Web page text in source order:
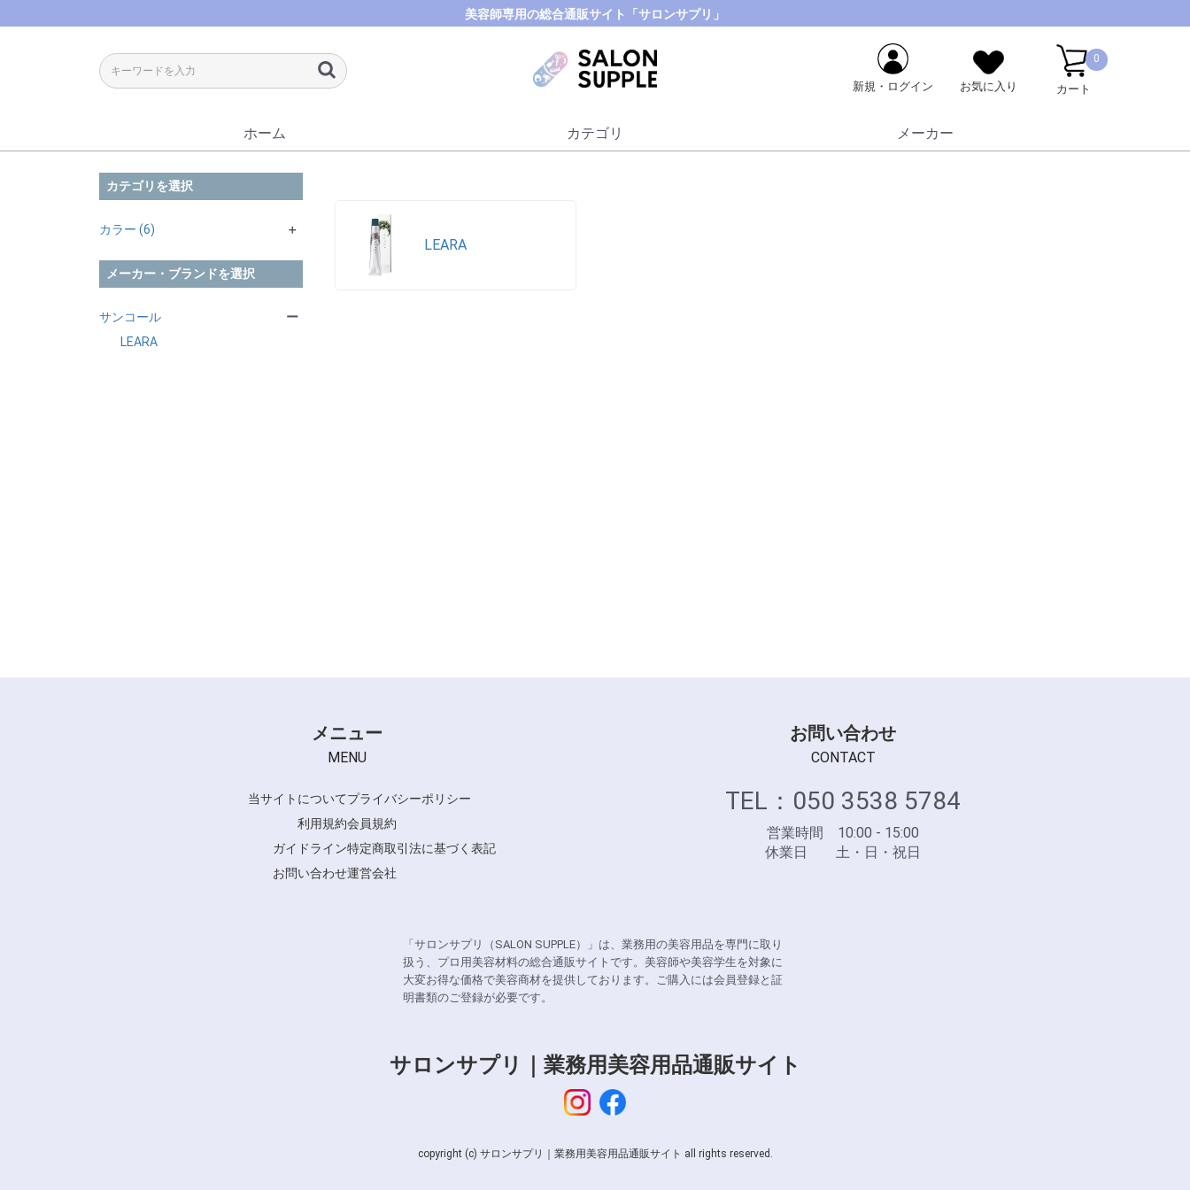
美容師専用の総合通販サイト「サロンサプリ」
新規・ログイン お気に入り
0
カート
ホーム カテゴリ メーカー
カテゴリを選択
カラー (6)
サンコール (3)
オキシ (2)
＋
メーカー・ブランドを選択
サンコール
LEARA
ー
LEARA
メニュー
MENU
当サイトについてプライバシーポリシー
利用規約会員規約
ガイドライン特定商取引法に基づく表記
お問い合わせ運営会社
お問い合わせ
CONTACT
TEL：050 3538 5784
営業時間 10:00 - 15:00
休業日 土・日・祝日
「サロンサプリ（SALON SUPPLE）」は、業務用の美容用品を専門に取り
扱う、プロ用美容材料の総合通販サイトです。美容師や美容学生を対象に
大変お得な価格で美容商材を提供しております。ご購入には会員登録と証
明書類のご登録が必要です。
サロンサプリ｜業務用美容用品通販サイト
copyright (c) サロンサプリ｜業務用美容用品通販サイト all rights reserved.